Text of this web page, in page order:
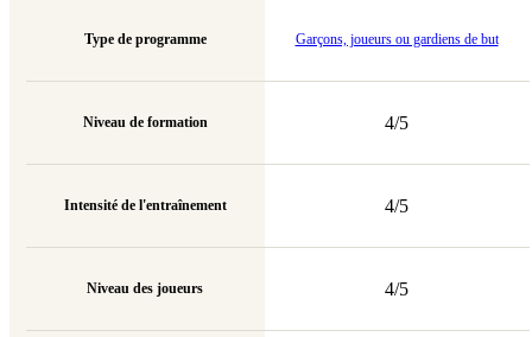
Type de programme
Niveau de formation
Intensité de l'entraînement
Niveau des joueurs
Garçons, joueurs ou gardiens de but
4/5
4/5
4/5